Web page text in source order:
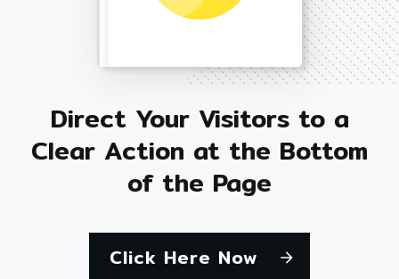
Direct Your Visitors to a
Clear Action at the Bottom
of the Page
Click Here Now